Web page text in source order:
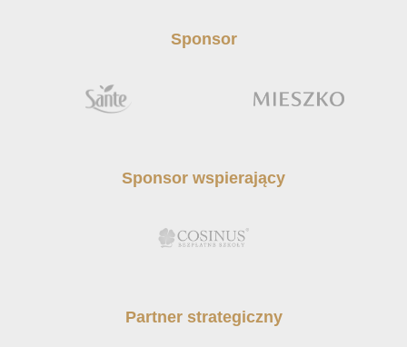
Sponsor
Sponsor wspierający
Partner strategiczny